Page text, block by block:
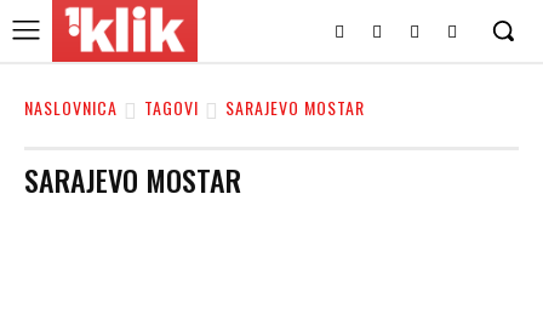
NASLOVNICA TAGOVI SARAJEVO MOSTAR
SARAJEVO MOSTAR